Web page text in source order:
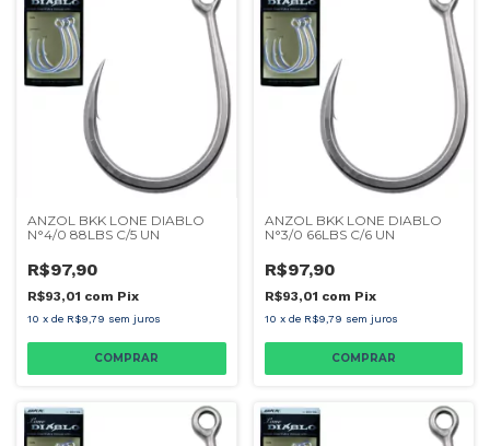
ANZOL BKK LONE DIABLO
N°4/0 88LBS C/5 UN
R$97,90
R$93,01 com Pix
10 x de R$9,79 sem juros
ANZOL BKK LONE DIABLO
N°3/0 66LBS C/6 UN
R$97,90
R$93,01 com Pix
10 x de R$9,79 sem juros